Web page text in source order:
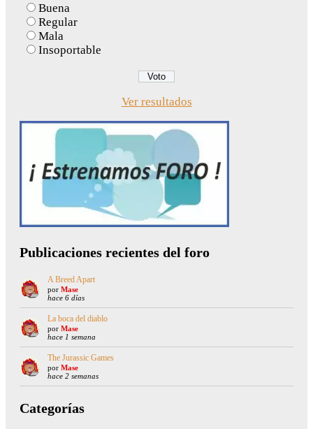
Buena
Regular
Mala
Insoportable
Ver resultados
Publicaciones recientes del foro
A Breed Apart
por Mase
hace 6 días
La boca del diablo
por Mase
hace 1 semana
The Jurassic Games
por Mase
hace 2 semanas
Categorías